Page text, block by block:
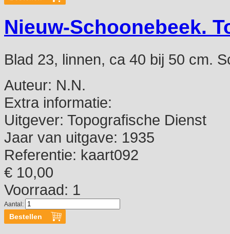
Nieuw-Schoonebeek.
Blad 23, linnen, ca 40 bij 50 cm.
Auteur: N.N.
Extra informatie:
Uitgever: Topografische Dienst
Jaar van uitgave: 1935
Referentie: kaart092
€ 10,00
Voorraad: 1
Aantal: